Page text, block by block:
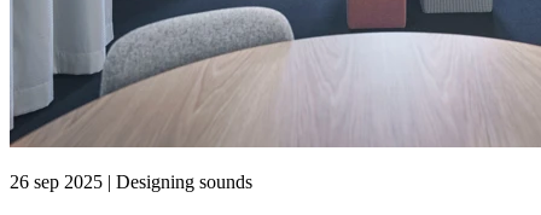
26 sep 2025 | Designing sounds